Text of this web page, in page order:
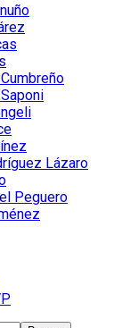
Lázaro
Peguero